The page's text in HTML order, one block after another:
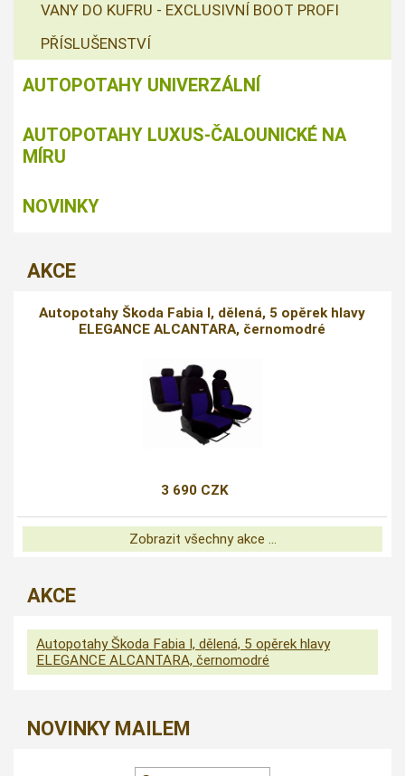
VANY DO KUFRU - EXCLUSIVNÍ BOOT PROFI
PŘÍSLUŠENSTVÍ
AUTOPOTAHY UNIVERZÁLNÍ
AUTOPOTAHY LUXUS-ČALOUNICKÉ NA
MÍRU
NOVINKY
AKCE
Autopotahy Škoda Fabia I, dělená, 5 opěrek hlavy
ELEGANCE ALCANTARA, černomodré
3 690 CZK
Zobrazit všechny akce ...
AKCE
Autopotahy Škoda Fabia I, dělená, 5 opěrek hlavy
ELEGANCE ALCANTARA, černomodré
NOVINKY MAILEM